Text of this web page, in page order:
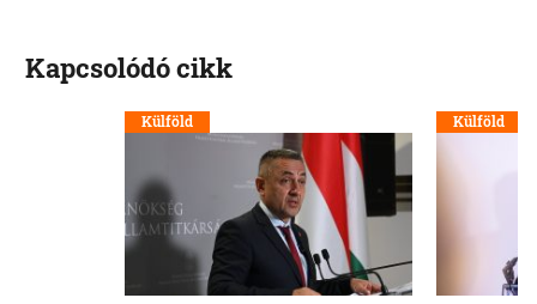
Kapcsolódó cikk
Külföld Külföld